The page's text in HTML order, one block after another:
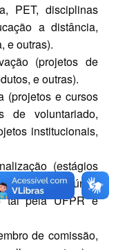
PET, disciplinas
a distância,
e outras).
(projetos de
e outras).
(projetos e cursos
de voluntariado,
institucionais,
(estágios
Empresa Júnior
tal pela UFPR e
de comissão,